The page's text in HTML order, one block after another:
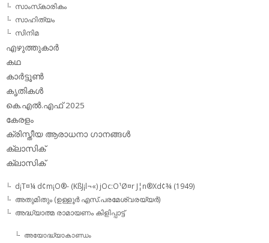
സാംസ്‌കാരികം
സാഹിത്യം
സിനിമ
എഴുത്തുകാര്‍
കഥ
കാര്‍ട്ടൂണ്‍
കൃതികള്‍
കെ.എല്‍.എഫ് 2025
കേരളം
ക്രിസ്തീയ ആരാധനാ ഗാനങ്ങള്‍
ക്ലാസിക്‌
ക്ലാസിക്
d¡T¤¼ d¢m¡O®- (KßJ¡l¬«) jOc:O¹Ø¤r J¦n®Xd¢¾ (1949)
അതുമിതും (ഉള്ളൂര്‍ എസ്.പരമേശ്വരയ്യര്‍)
അദ്ധ്യാത്മ രാമായണം കിളിപ്പാട്ട്‌
അയോദ്ധ്യാകാണ്ഡം